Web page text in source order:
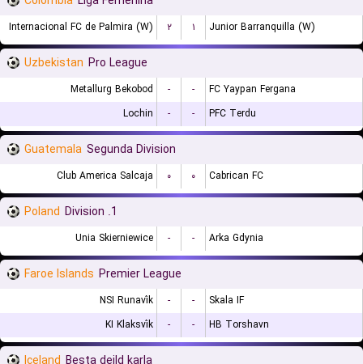
Internacional FC de Palmira (W) ۲ ۱ Junior Barranquilla (W)
Uzbekistan Pro League
Metallurg Bekobod - -
FC Yaypan Fergana
Lochin
- - PFC Terdu
Guatemala Segunda Division
Club America Salcaja ۰ ۰ Cabrican FC
Poland 1. Division
Unia Skierniewice - - Arka Gdynia
Faroe Islands Premier League
NSI Runavík - -
Skala IF
KI Klaksvík
- - HB Torshavn